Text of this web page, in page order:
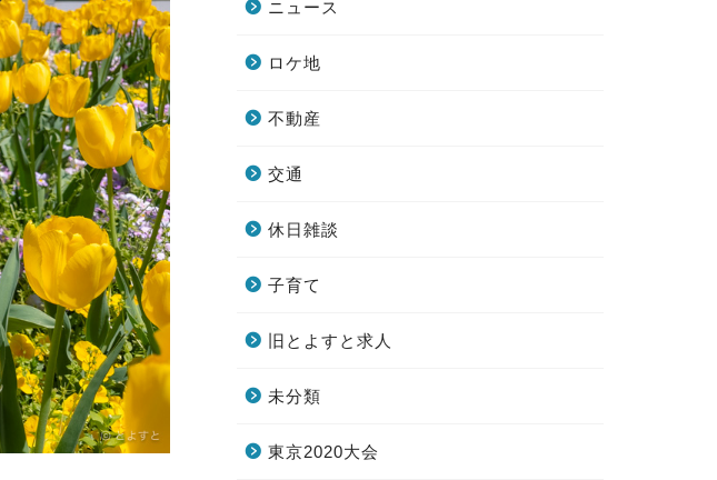
ニュース
ロケ地
不動産
交通
休日雑談
子育て
旧とよすと求人
未分類
東京2020大会